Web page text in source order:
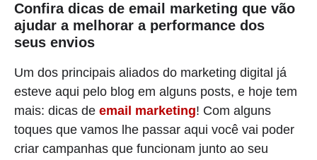
Confira dicas de email marketing que vão
ajudar a melhorar a performance dos
seus envios
Um dos principais aliados do marketing digital já
esteve aqui pelo blog em alguns posts, e hoje tem
mais: dicas de email marketing! Com alguns
toques que vamos lhe passar aqui você vai poder
criar campanhas que funcionam junto ao seu